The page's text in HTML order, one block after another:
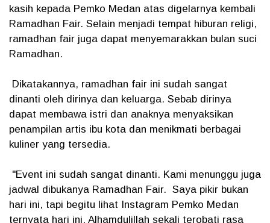
kasih kepada Pemko Medan atas digelarnya kembali
Ramadhan Fair. Selain menjadi tempat hiburan religi,
ramadhan fair juga dapat menyemarakkan bulan suci
Ramadhan.
Dikatakannya, ramadhan fair ini sudah sangat
dinanti oleh dirinya dan keluarga. Sebab dirinya
dapat membawa istri dan anaknya menyaksikan
penampilan artis ibu kota dan menikmati berbagai
kuliner yang tersedia.
"Event ini sudah sangat dinanti. Kami menunggu juga
jadwal dibukanya Ramadhan Fair. Saya pikir bukan
hari ini, tapi begitu lihat Instagram Pemko Medan
ternyata hari ini, Alhamdulillah sekali terobati rasa